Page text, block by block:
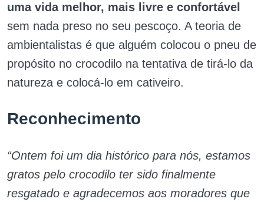
uma vida melhor, mais livre e confortável
sem nada preso no seu pescoço. A teoria de
ambientalistas é que alguém colocou o pneu de
propósito no crocodilo na tentativa de tirá-lo da
natureza e colocá-lo em cativeiro.
Reconhecimento
“Ontem foi um dia histórico para nós, estamos
gratos pelo crocodilo ter sido finalmente
resgatado e agradecemos aos moradores que